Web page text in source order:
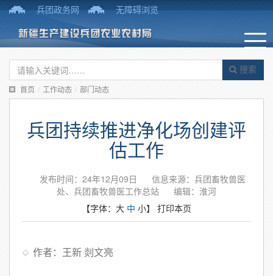
兵团政务网 无障碍浏览
搜索
首页 / 工作动态 / 部门动态
兵团持续推进净化场创建评
估工作
发布时间：24年12月09日
信息来源：兵团畜牧兽医
处、兵团畜牧兽医工作总站
编辑：淮河
【字体： 大 中 小】 打印本页
作者：王新 剡文亮